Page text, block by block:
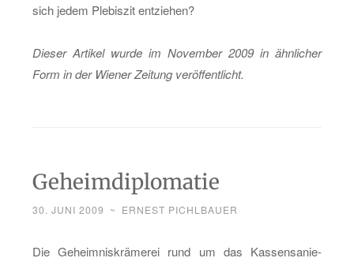
sich jedem Ple­bis­zit ent­zie­hen?
Die­ser Ar­ti­kel wurde im No­vem­ber 2009 in ähn­li­cher
Form in der Wie­ner Zei­tung ver­öf­fent­licht.
Geheimdiplomatie
30. JUNI 2009 ~ ERNEST PICHLBAUER
Die Ge­heim­nis­krä­me­rei rund um das Kas­sen­sa­nie­